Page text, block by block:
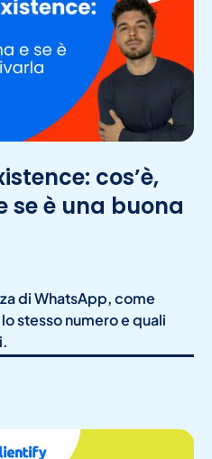
cos’è,
se è una buona
di WhatsApp, come
stesso numero e quali